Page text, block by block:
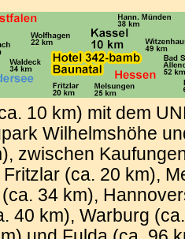
10 km) mit dem
Wilhelmshöhe
zwischen
(ca. 20 km),
34 km),
40 km), Warburg